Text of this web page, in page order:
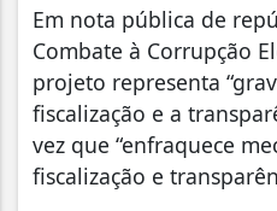
Em nota pública de
Combate à Corrupção
projeto representa
fiscalização e a
vez que “enfraquece
fiscalização e